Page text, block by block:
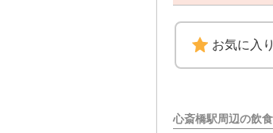
お気に入
心斎橋駅周辺の飲